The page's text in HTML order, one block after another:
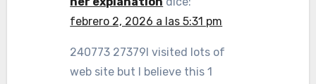
febrero 2, 2026 a las 5:31 pm
240773 27379I visited lots of
web site but I believe this 1